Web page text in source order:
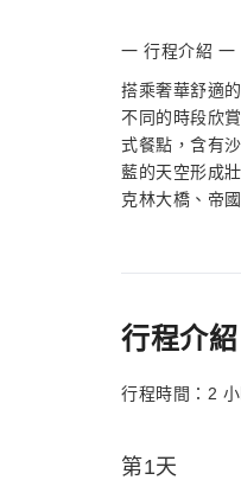
一 行程介紹 一
搭乘奢華舒適
不同的時段欣
式餐點，含有
藍的天空形成
克林大橋、帝
行程介紹
行程時間：2
第1天